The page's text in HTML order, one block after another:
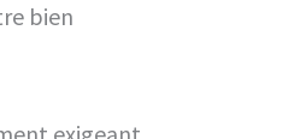
bien